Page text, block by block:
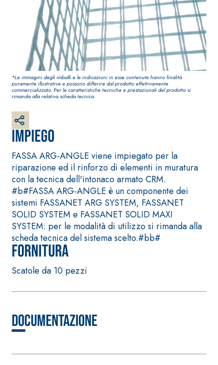
Impiego
FASSA ARG-ANGLE viene impiegato per la
riparazione ed il rinforzo di elementi in muratura
con la tecnica dell'intonaco armato CRM.
#b#FASSA ARG-ANGLE è un componente dei
sistemi FASSANET ARG SYSTEM, FASSANET
SOLID SYSTEM e FASSANET SOLID MAXI
SYSTEM: per le modalità di utilizzo si rimanda alla
scheda tecnica del sistema scelto.#bb#
Fornitura
Scatole da 10 pezzi
*Le immagini degli imballi e le indicazioni in esse contenute hanno finalità
puramente illustrative e possono differire dal prodotto effettivamente
commercializzato. Per le caratteristiche tecniche e prestazionali del prodotto si
rimanda alla relativa scheda tecnica.
Documentazione
fibrorinforzato a
base di calce aerea,
per interni ed
esterni
Sistema RIPRISTINO DEL
CALCESTRUZZO
PRODOTTI
TIXOTROPICI
GEOACTIVE R4 40
Malta rapida
contenente speciali
leganti
solfatoresistenti,
polimero-modificata,
tixotropica,
fibrorinforzata, per
la passivazione,
e protezione di
calcestruzzo
RIVESTIMENTI
FASSAFLOOR – FONDI
DI POSA
FASSAFLOOR LA 8.30
Lisciatura
autolivellante a base
di anidrite e
ad alta conducibilità
termica per la
ambienti interni.
TERMICO ®